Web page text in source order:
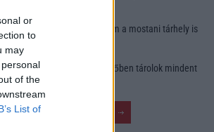
or
to
may
of the
List of
egy
Nem, nekem a mostani tárhely is
Inkább felhőben tárolok mindent